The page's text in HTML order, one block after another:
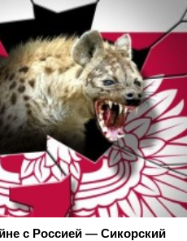
с Россией — Сикорский